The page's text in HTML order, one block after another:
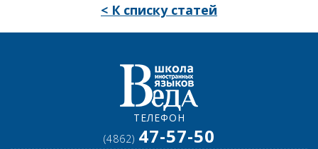
< К списку статей
ТЕЛЕФОН
(4862) 47-57-50